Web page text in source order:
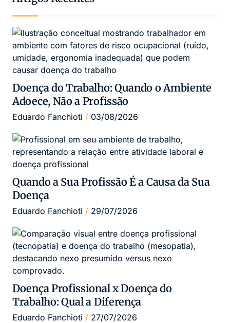
Doença do Trabalho: Quando o Ambiente
Adoece, Não a Profissão
Eduardo Fanchioti 03/08/2026
Quando a Sua Profissão É a Causa da Sua
Doença
Eduardo Fanchioti 29/07/2026
Doença Profissional x Doença do
Trabalho: Qual a Diferença
Eduardo Fanchioti 27/07/2026